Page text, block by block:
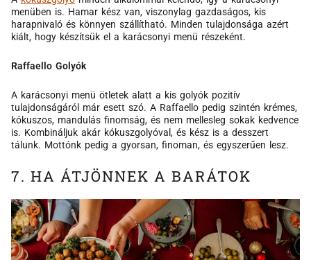
menüben is. Hamar kész van, viszonylag gazdaságos, kis
harapnivaló és könnyen szállítható. Minden tulajdonsága azért
kiált, hogy készítsük el a karácsonyi menü részeként.
Raffaello Golyók
A karácsonyi menü ötletek alatt a kis golyók pozitív
tulajdonságáról már esett szó. A Raffaello pedig szintén krémes,
kókuszos, mandulás finomság, és nem mellesleg sokak kedvence
is. Kombináljuk akár kókuszgolyóval, és kész is a desszert
tálunk. Mottónk pedig a gyorsan, finoman, és egyszerűen lesz.
7. HA ÁTJÖNNEK A BARÁTOK